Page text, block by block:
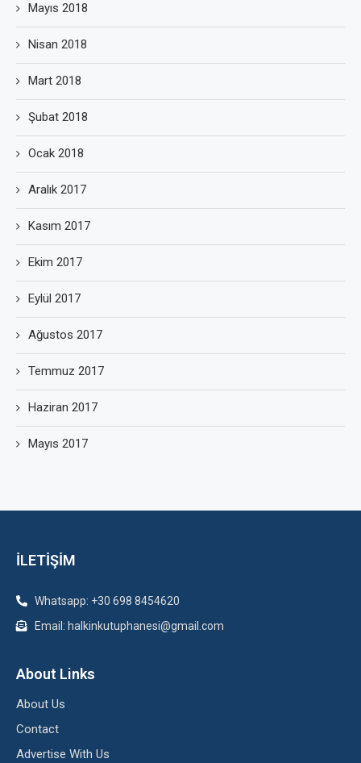
Mayıs 2018
Nisan 2018
Mart 2018
Şubat 2018
Ocak 2018
Aralık 2017
Kasım 2017
Ekim 2017
Eylül 2017
Ağustos 2017
Temmuz 2017
Haziran 2017
Mayıs 2017
İLETİŞİM
Whatsapp: +30 698 8454620
Email: halkinkutuphanesi@gmail.com
About Links
About Us
Contact
Advertise With Us